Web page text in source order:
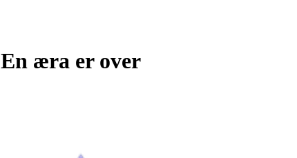
En æra er over